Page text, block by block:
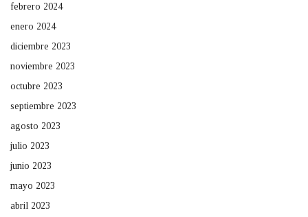
febrero 2024
enero 2024
diciembre 2023
noviembre 2023
octubre 2023
septiembre 2023
agosto 2023
julio 2023
junio 2023
mayo 2023
abril 2023